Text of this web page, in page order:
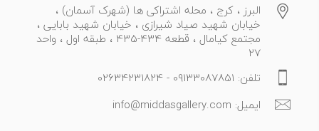
البرز ، کرج ، محله اشتراکی ها (شهرک آسمان) ،
خیابان شهید صیاد شیرازی ، خیابان شهید بابایی ،
مجتمع کیامال ، قطعه 434-435 ، طبقه اول ، واحد
27
تلفن: 09133087851 - 02634231824
ایمیل: info@middasgallery.com